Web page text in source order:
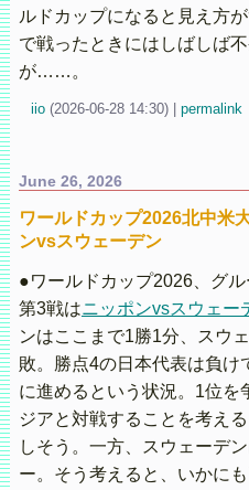
ルドカップになると見え方
で戦ったときにはしばしば
が……。
iio (2026-06-28 14:30) permalink
June 26, 2026
ワールドカップ2026北中米
ンvsスウェーデン
●ワールドカップ2026、グ
第3戦はニッポンvsスウェー
ンはここまで1勝1分、スウ
敗。勝点4の日本代表は負け
に進めるという状況。1位を
ジアと対戦することを考え
しそう。一方、スウェーデ
ー。そう考えると、いかに